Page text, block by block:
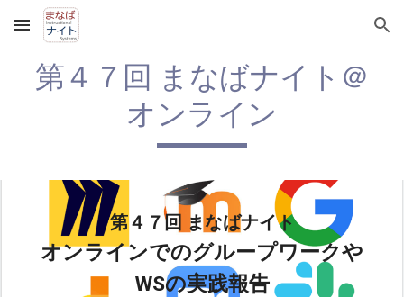
Skip to main content Skip to navigation
第４７回 まなばナイト＠
オンライン
第４７回 まなばナイト
オンラインでのグループワークや
WSの実践報告